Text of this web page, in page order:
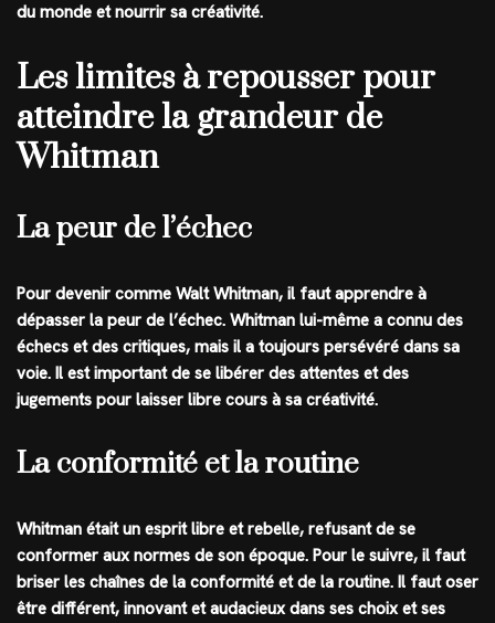
du monde et nourrir sa créativité.
Les limites à repousser pour
atteindre la grandeur de
Whitman
La peur de l’échec
Pour devenir comme Walt Whitman, il faut apprendre à
dépasser la peur de l’échec. Whitman lui-même a connu des
échecs et des critiques, mais il a toujours persévéré dans sa
voie. Il est important de se libérer des attentes et des
jugements pour laisser libre cours à sa créativité.
La conformité et la routine
Whitman était un esprit libre et rebelle, refusant de se
conformer aux normes de son époque. Pour le suivre, il faut
briser les chaînes de la conformité et de la routine. Il faut oser
être différent, innovant et audacieux dans ses choix et ses